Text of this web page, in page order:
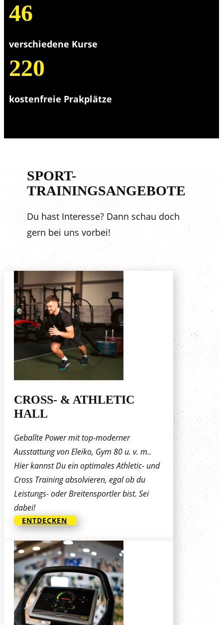
46
verschiedene Kurse
220
kostenfreie Prakplätze
SPORT-
TRAININGSANGEBOTE
Du hast Interesse? Dann schau doch
gern bei uns vorbei!
CROSS- & ATHLETIC
HALL
Geballte Power mit top-moderner
Ausstattung von Eleiko, Gym 80 u. v. m..
Hier kannst Du ein optimales Athletic- und
Cross Training absolvieren, egal ob du
Leistungs- oder Breitensportler bist. Sei
dabei!
ENTDECKEN